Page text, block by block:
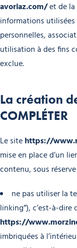
avoriaz.com/et de la
informations utilisées
personnelles,
utilisation à des fins
exclue.
La création
COMPLÉTER
Le sitehttps://
mise en place d’un
contenu, sous
ne pas utiliser la
linking”), c’est-à-
https://
imbriquées à